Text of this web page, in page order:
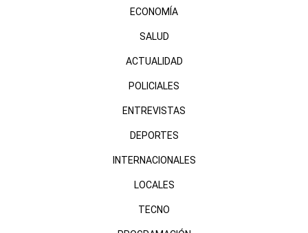
ECONOMÍA
SALUD
ACTUALIDAD
POLICIALES
ENTREVISTAS
DEPORTES
INTERNACIONALES
LOCALES
TECNO